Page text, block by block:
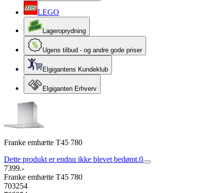
LEGO
Lageroprydning
Ugens tilbud - og andre gode priser
Elgigantens Kundeklub
Elgiganten Erhverv
Franke emhætte T45 780
Dette produkt er endnu ikke blevet bedømt.0
7399.-
Franke emhætte T45 780
703254